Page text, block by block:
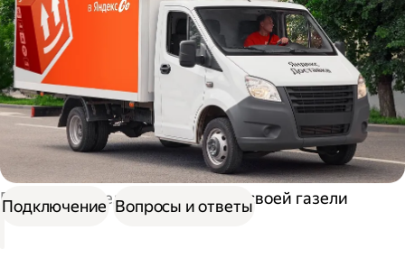
Работа водителем Работа на своей газели
Подключение Вопросы и ответы